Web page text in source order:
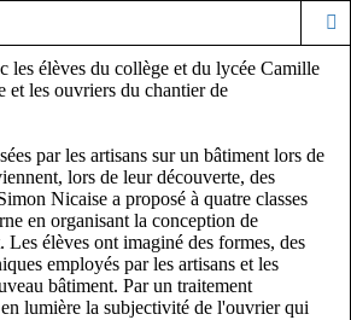
élèves du collège et du lycée Camille
les ouvriers du chantier de
par les artisans sur un bâtiment lors de
lors de leur découverte, des
Nicaise a proposé à quatre classes
en organisant la conception de
élèves ont imaginé des formes, des
employés par les artisans et les
bâtiment. Par un traitement
lumière la subjectivité de l'ouvrier qui